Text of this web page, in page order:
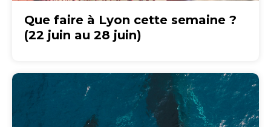
Que faire à Lyon cette semaine ?
(22 juin au 28 juin)